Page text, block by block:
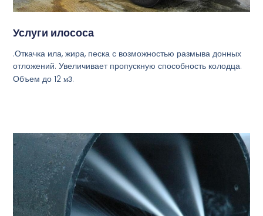
Услуги илососа
.Откачка ила, жира, песка с возможностью размыва донных
отложений. Увеличивает пропускную способность колодца.
Объем до 12м3.